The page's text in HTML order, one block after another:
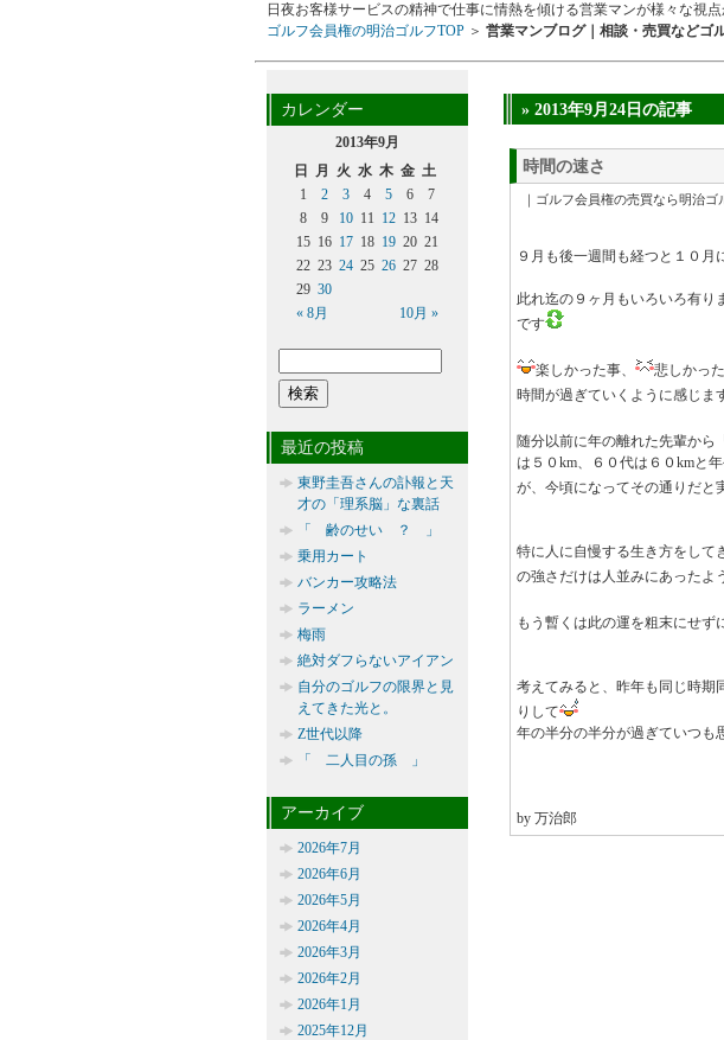
日夜お客様サービスの精神で仕事に情熱を傾ける営業マンが様々な視
ゴルフ会員権の明治ゴルフTOP ＞ 営業マンブログ｜相談・売買などゴ
» 2013年9月24日の記事
時間の速さ
｜ゴルフ会員権の売買なら明治ゴ
９月も後一週間も経つと１０
此れ迄の９ヶ月もいろいろ有り
です
楽しかった事、
悲しかっ
時間が過ぎていくように感じま
随分以前に年の離れた先輩から
は５０km、６０代は６０kmと
が、今頃になってその通りだと
特に人に自慢する生き方をして
の強さだけは人並みにあったよ
もう暫くは此の運を粗末にせ
考えてみると、昨年も同じ時期
りして
年の半分の半分が過ぎていつも
by 万治郎
カレンダー
2013年9月
日
月 火 水 木 金 土
« 8月 10月 »
1 2 3 4 5 6
7
8
9 10 11 12 13 14
15 16 17 18 19 20 21
22 23 24 25 26 27 28
29 30
最近の投稿
東野圭吾さんの訃報と天
才の「理系脳」な裏話
「 齢のせい ？ 」
乗用カート
バンカー攻略法
ラーメン
梅雨
絶対ダフらないアイアン
自分のゴルフの限界と見
えてきた光と。
Z世代以降
「 二人目の孫 」
アーカイブ
2026年7月
2026年6月
2026年5月
2026年4月
2026年3月
2026年2月
2026年1月
2025年12月